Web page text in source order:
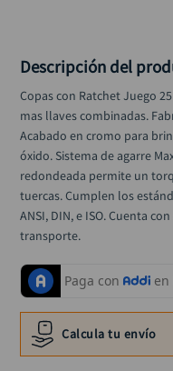
Descripción del
Copas con Ratchet Juego
mas llaves combinadas.
Acabado en cromo para
óxido. Sistema de agarre
redondeada permite un
tuercas. Cumplen los
ANSI, DIN, e ISO. Cuenta
transporte.
Calcula tu envío
taladro inalámbrico
rodachina